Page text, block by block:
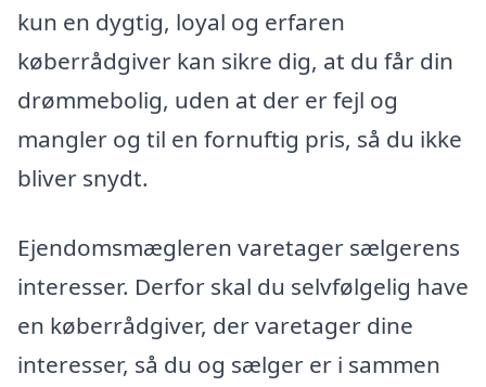
kun en dygtig, loyal og erfaren
køberrådgiver kan sikre dig, at du får din
drømmebolig, uden at der er fejl og
mangler og til en fornuftig pris, så du ikke
bliver snydt.
Ejendomsmægleren varetager sælgerens
interesser. Derfor skal du selvfølgelig have
en køberrådgiver, der varetager dine
interesser, så du og sælger er i sammen